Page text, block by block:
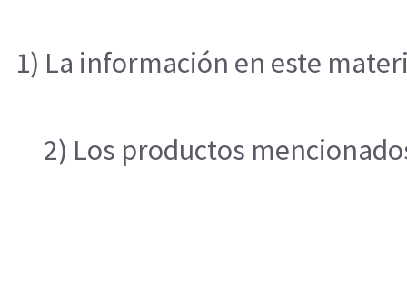
1) La información en este
2) Los productos